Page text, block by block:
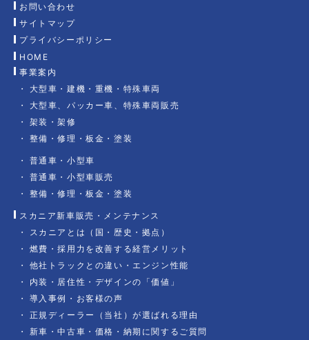
HOME
事業案内
大型車・建機・重機・特殊車両
大型車、パッカー車、特殊車両販売
架装・架修
整備・修理・板金・塗装
普通車・小型車
普通車・小型車販売
整備・修理・板金・塗装
スカニア新車販売・メンテナンス
スカニアとは（国・歴史・拠点）
燃費・採用力を改善する経営メリット
他社トラックとの違い・エンジン性能
内装・居住性・デザインの「価値」
導入事例・お客様の声
正規ディーラー（当社）が選ばれる理由
新車・中古車・価格・納期に関するご質問
お問い合わせ
サイトマップ
プライバシーポリシー